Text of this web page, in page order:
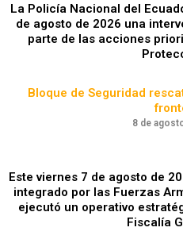
La Policía Nacional del
de agosto de 2026 una
parte de las acciones
Bloque de Seguridad
8 de
Este viernes 7 de agosto de
integrado por las Fuerzas
ejecutó un operativo
Fiscalía